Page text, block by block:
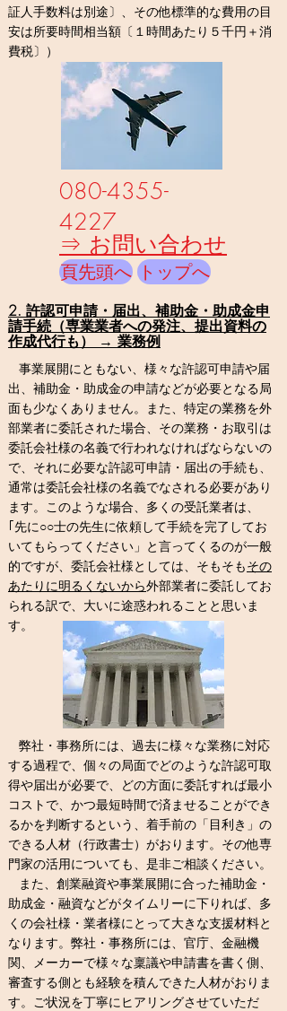
証人手数料は別途〕、その他標準的な費用の目
安は所要時間相当額〔１時間あたり５千円＋消
費税〕 ）
080-4355-
4227
⇒ お問い合わせ
頁先頭へ トップへ
2. 許認可申請・届出、補助金・助成金申
請手続（専業業者への発注、提出資料の
作成代行も） → 業務例
事業展開にともない、様々な許認可申請や届
出、補助金・助成金の申請などが必要となる局
面も少なくありません。また、特定の業務を外
部業者に委託された場合、その業務・お取引は
委託会社様の名義で行われなければならないの
で、それに必要な許認可申請・届出の手続も、
通常は委託会社様の名義でなされる必要があり
ます。このような場合、多くの受託業者は、
｢先に○○士の先生に依頼して手続を完了してお
いてもらってください」と言ってくるのが一般
的ですが、委託会社様としては、そもそもその
あたりに明るくないから外部業者に委託してお
られる訳で、大いに途惑われることと思いま
す。
弊社 ・事務所には、過去に様々な業務に対応
する過程で、個々の局面でどのような許認可取
得や届出が必要で、どの方面に委託すれば最小
コストで、 かつ最短時間で済ませることができ
るかを判断するという、着手前の 「目利き」の
できる人材（行政書士）がおります。その他専
門家の活用についても、是非ご相談 ください。
また、 創業融資や事業展開に合った補助金・
助成金・融資などがタイムリーに下りれば、多
くの会社様・業者様にとって大きな支援材料と
なります。弊社 ・事務所には、官庁、金融機
関、メーカーで様々な稟議や申請書を書く側、
審査する側とも経験を積んできた人材がおりま
す。ご状況を丁寧にヒアリングさせていただ